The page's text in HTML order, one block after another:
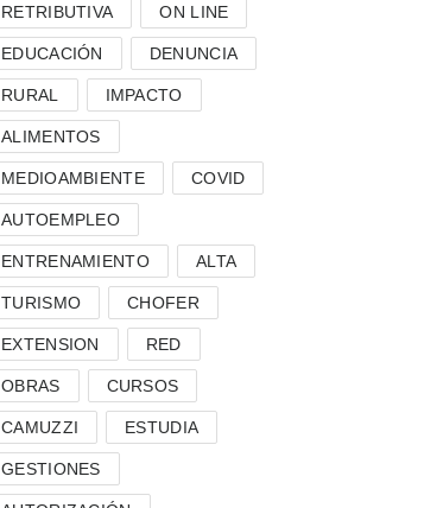
RETRIBUTIVA ON LINE
EDUCACIÓN DENUNCIA
RURAL IMPACTO
ALIMENTOS
MEDIOAMBIENTE COVID
AUTOEMPLEO
ENTRENAMIENTO ALTA
TURISMO CHOFER
EXTENSION RED
OBRAS CURSOS
CAMUZZI ESTUDIA
GESTIONES